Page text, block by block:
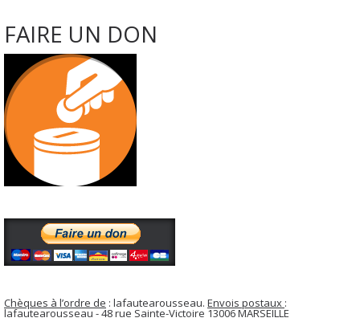
FAIRE UN DON
Chèques à l’ordre de : lafautearousseau. Envois postaux :
lafautearousseau - 48 rue Sainte-Victoire 13006 MARSEILLE